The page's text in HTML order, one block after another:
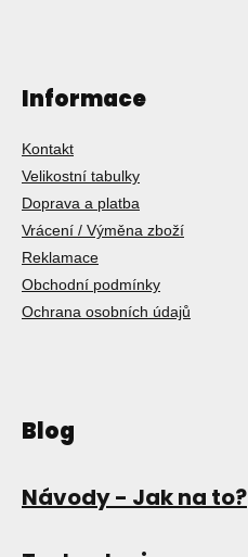
Informace
Kontakt
Velikostní tabulky
Doprava a platba
Vrácení / Výměna zboží
Reklamace
Obchodní podmínky
Ochrana osobních údajů
Blog
Návody - Jak na to?